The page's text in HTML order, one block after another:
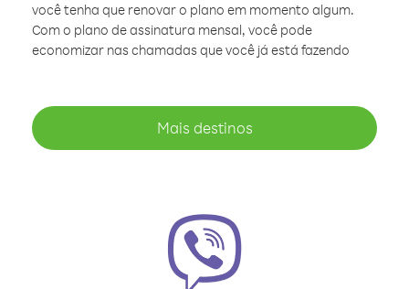
você tenha que renovar o plano em momento algum.
Com o plano de assinatura mensal, você pode
economizar nas chamadas que você já está fazendo
Mais destinos